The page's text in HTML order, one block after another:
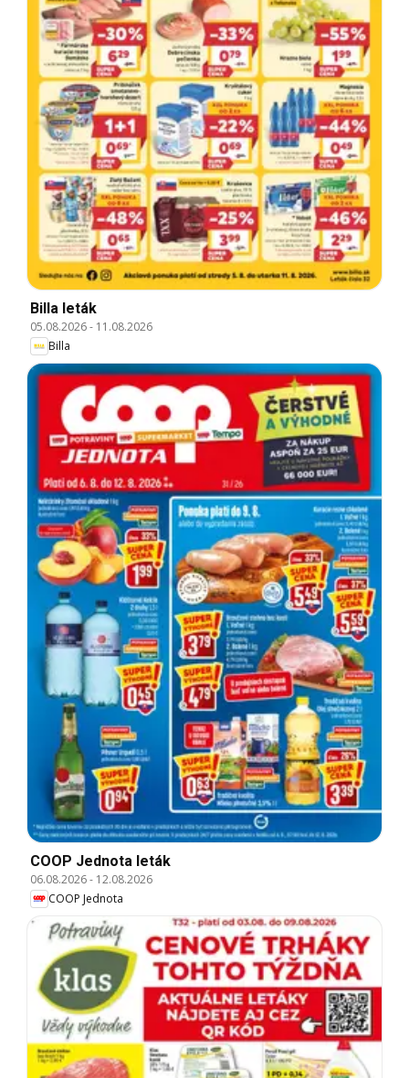
Billa leták
05.08.2026- 11.08.2026
Billa
COOP Jednota leták
06.08.2026- 12.08.2026
COOP Jednota